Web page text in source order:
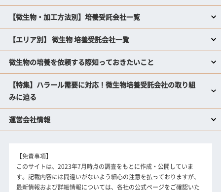
【微生物・加工方法別】培養受託会社一覧
【エリア別】 微生物 培養受託会社一覧
微生物の培養を依頼する際知っておきたいこと
【特集】ハラール需要に対応！微生物培養受託会社の取り組
みに迫る
運営会社情報
【免責事項】
このサイトは、2023年7月時点の調査をもとに作成・公開していま
す。記載内容には間違いがないよう細心の注意を払っておりますが、
最新情報および詳細情報については、各社の公式ページをご確認いた